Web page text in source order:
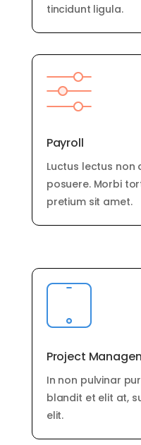
tincidunt ligula.
Payroll
Luctus lectus non
posuere. Morbi
pretium sit amet.
Project
In non pulvinar
blandit et elit at,
elit.